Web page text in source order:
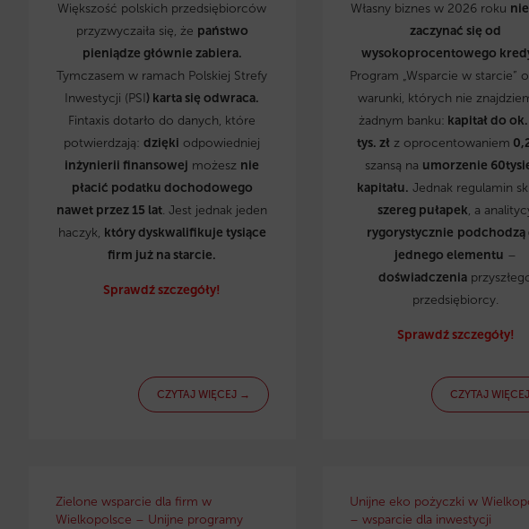
Większość polskich przedsiębiorców
przyzwyczaiła się, że państwo
pieniądze głównie zabiera.
Tymczasem w ramach Polskiej Strefy
Inwestycji (PSI) karta się odwraca.
Fintaxis dotarło do danych, które
potwierdzają:dzięki odpowiedniej
inżynierii finansowej możesz nie
płacić podatku dochodowego
nawet przez 15 lat. Jest jednak jeden
haczyk, który dyskwalifikuje tysiące
firm już na starcie.
Sprawdź szczegóły!
CZYTAJ WIĘCEJ →
Własny biznes w 2026 roku
zaczynać się od
wysokoprocentowego
Program „Wsparcie w starcie”
warunki, których nie
żadnym banku: kapitał do
tys. zł z oprocentowaniem
szansą na umorzenie
kapitału. Jednak regulamin
szereg pułapek, a
rygorystycznie podchodzą
jednego elementu –
doświadczenia
przedsiębiorcy.
Sprawdź szczegóły!
CZYTAJ
Zielone wsparcie dla firm w
Wielkopolsce – Unijne programy
Unijne eko pożyczki w
– wsparcie dla inwestycji